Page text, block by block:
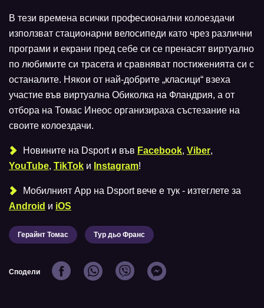
В тези времена всички професионални колоездачи
използват стационарни велосипеди като чрез различни
програми и екрани пред себе си се пренасят виртуално
по любимите си трасета и сравняват постиженията си с
останалите. Някои от най-добрите „класици“ взеха
участие във виртуална Обиколка на Фландрия, а от
отбора на Томас Инеос организираха състезание на
своите колоездачи.
Новините на Dsport и във Facebook, Viber,
YouTube, TikTok и Instagram!
Мобилният Аpp на Dsport вече е тук - изтеглете за
Android и iOS
Герайнт Томас Тур дьо Франс
Сподели